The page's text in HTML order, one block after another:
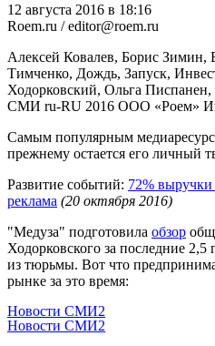
12 августа 2016 в 18:16
Roem.ru / editor@roem.ru
Алексей Ковалев, Борис Зимин,
Тимченко, Дождь, Запуск,
Ходорковский, Ольга
СМИ ru-RU 2016 ООО «Роем»
Самым популярным
прежнему остается его личный
Развитие событий: 72% выручки
реклама (20 октября 2016)
"Медуза" подготовила обзор
Ходорковского за последние
из тюрьмы. Вот что
рынке за это время:
Новости СМИ2
Новости СМИ2